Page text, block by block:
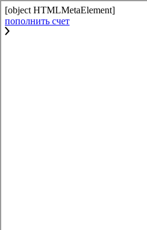
[object HTMLMetaElement]
пополнить счет